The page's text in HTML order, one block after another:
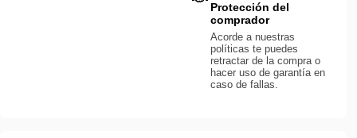
Protección del
comprador
Acorde a nuestras
políticas te puedes
retractar de la compra o
hacer uso de garantía en
caso de fallas.